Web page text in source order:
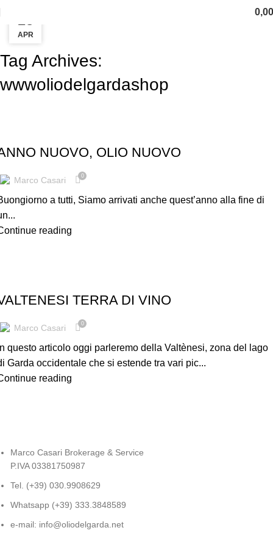
0,00
Tag Archives:
wwwoliodelgardashop
GEN
NUOVO, OLIO NUOVO
Marco Casari 0
a tutti, Siamo arrivati anche quest’anno alla fine di
reading
APR
TERRA DI VINO
Marco Casari 0
questo articolo oggi parleremo della Valtènesi, zona del lago
Garda occidentale che si estende tra vari pic...
reading
Marco Casari Brokerage & Service
P.IVA 03381750987
Tel. (+39) 030.9908629
Whatsapp (+39) 333.3848589
e-mail: info@oliodelgarda.net